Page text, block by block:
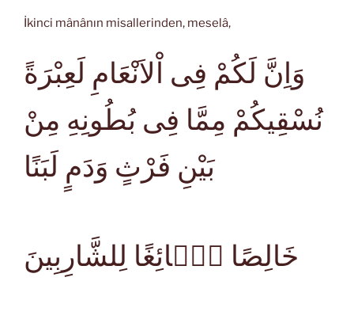
İkinci mânânın misallerinden, meselâ,
وَاِنَّ لَكُمْ فِى اْلاَنْعَامِ لَعِبْرَةً
نُسْقِيكُمْ مِمَّا فِى بُطُونِهِ مِنْ
بَيْنِ فَرْثٍ وَدَمٍ لَبَنًا